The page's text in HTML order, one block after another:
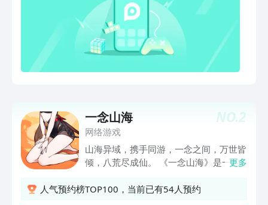
NO.2
一念山海
网络游戏
山海异域，携手同游，一念之间，万世皆
倾，八荒尽成仙。 《一念山海》是一款
为背景，为你呈现一个充满东方奇幻色彩
更多
人气预约榜TOP100，当前已有54人预约